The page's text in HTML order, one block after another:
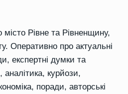
Рівне та Рівненщину,
Оперативно про актуальні
експертні думки та
аналітика, курйози,
поради, авторські